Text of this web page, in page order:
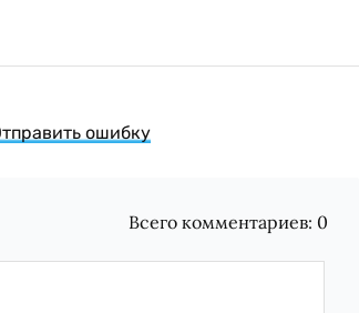
ошибку
Всего комментариев: 0